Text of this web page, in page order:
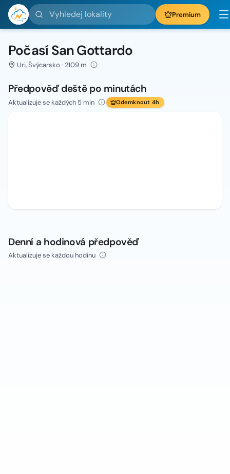
Vyhledej lokality Premium
Počasí San Gottardo
Uri, Švýcarsko · 2109 m
Předpověď deště po minutách
Aktualizuje se každých 5 min Odemknout 4h
Denní a hodinová předpověď
Aktualizuje se každou hodinu